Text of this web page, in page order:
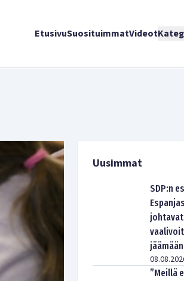
EtusivuSuosituimmatVideot
Uusimmat
SDP:n
”Meillä